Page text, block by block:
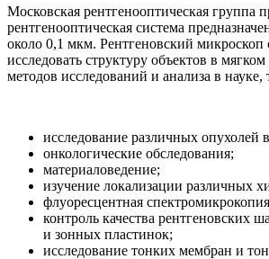
Московская рентгенооптическая группа
рентгенооптическая система
около 0,1 мкм. Рентгеновский микроскоп
исследовать структуру объектов в
методов исследований и анализа в
исследование различных опухолей
онкологические обследования;
материаловедение;
изучение локализации различных
флуоресцентная
контроль качества рентгеновских
и зонных пластинок;
исследование тонких мембран и